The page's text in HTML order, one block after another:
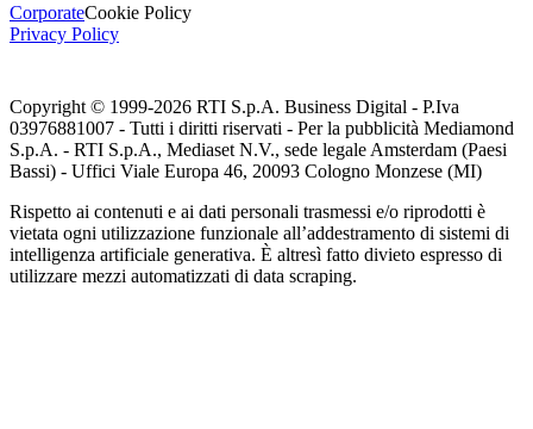
CorporateCookie Policy
Privacy Policy
Copyright © 1999-2026 RTI S.p.A. Business Digital - P.Iva
03976881007 - Tutti i diritti riservati - Per la pubblicità Mediamond
S.p.A. - RTI S.p.A., Mediaset N.V., sede legale Amsterdam (Paesi
Bassi) - Uffici Viale Europa 46, 20093 Cologno Monzese (MI)
Rispetto ai contenuti e ai dati personali trasmessi e/o riprodotti è
vietata ogni utilizzazione funzionale all’addestramento di sistemi di
intelligenza artificiale generativa. È altresì fatto divieto espresso di
utilizzare mezzi automatizzati di data scraping.